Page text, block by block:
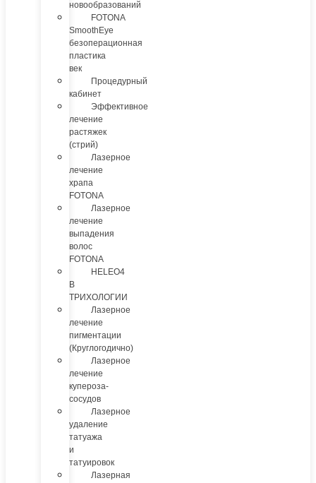
новообразований
FOTONA
SmoothEye
безоперационная
пластика
век
Процедурный
кабинет
Эффективное
лечение
растяжек
(стрий)
Лазерное
лечение
храпа
FOTONA
Лазерное
лечение
выпадения
волос
FOTONA
HELEO4
В
ТРИХОЛОГИИ
Лазерное
лечение
пигментации
(Круглогодично)
Лазерное
лечение
купероза-
сосудов
Лазерное
удаление
татуажа
и
татуировок
Лазерная